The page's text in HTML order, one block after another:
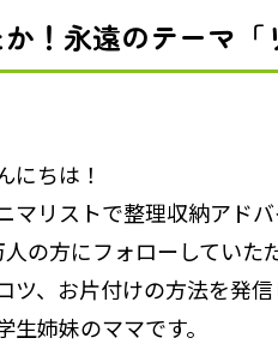
！永遠のテーマ
にちは！
マリストで整理収納アド
人の方にフォローしていた
ツ、お片付けの方法を発信
生姉妹のママです。